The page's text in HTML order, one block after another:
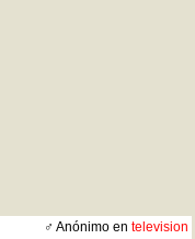
♂ Anónimo en television